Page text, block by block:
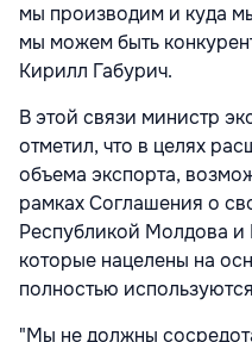
мы производим и куда
мы можем быть
Кирилл Габурич.
В этой связи министр
отметил, что в целях
объема экспорта,
рамках Соглашения о
Республикой Молдова
которые нацелены на
полностью
"Мы не должны